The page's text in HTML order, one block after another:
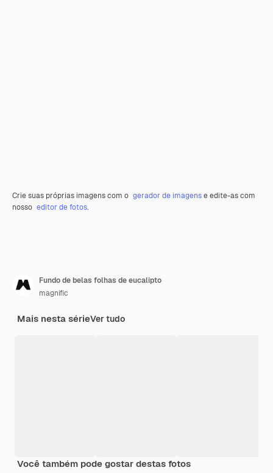
Crie suas próprias imagens com o gerador de imagense edite-as com
nosso editor de fotos.
Fundo de belas folhas de eucalipto
magnific
Mais nesta sérieVer tudo
Você também pode gostar destas fotos